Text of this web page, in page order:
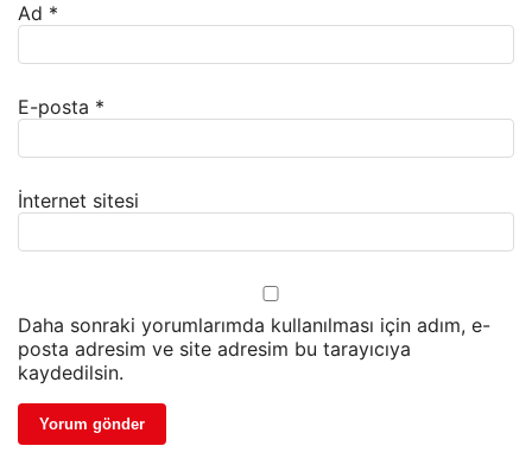
Ad *
E-posta *
İnternet sitesi
Daha sonraki yorumlarımda kullanılması için adım, e-
posta adresim ve site adresim bu tarayıcıya
kaydedilsin.